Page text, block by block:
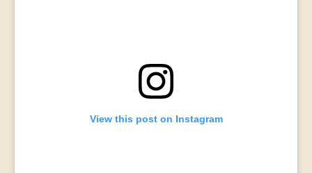
View this post on Instagram